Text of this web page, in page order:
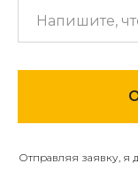
Отправляя заявку, я
О